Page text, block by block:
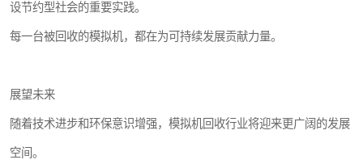
设节约型社会的重要实践。
每一台被回收的模拟机，都在为可持续发展贡献力量。
展望未来
随着技术进步和环保意识增强，模拟机回收行业将迎来更广阔的发展
空间。